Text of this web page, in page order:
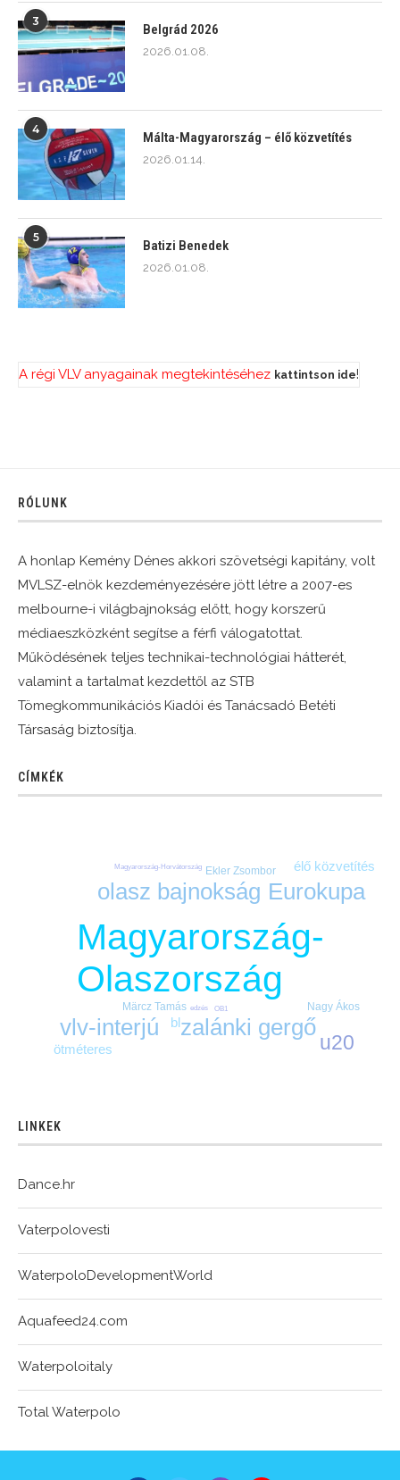
3
Belgrád 2026
2026.01.08.
4
Málta-Magyarország – élő közvetítés
2026.01.14.
5
Batizi Benedek
2026.01.08.
A régi VLV anyagainak megtekintéséhez kattintson ide!
RÓLUNK
A honlap Kemény Dénes akkori szövetségi kapitány, volt
MVLSZ-elnök kezdeményezésére jött létre a 2007-es
melbourne-i világbajnokság előtt, hogy korszerű
médiaeszközként segítse a férfi válogatottat.
Működésének teljes technikai-technológiai hátterét,
valamint a tartalmat kezdettől az STB
Tömegkommunikációs Kiadói és Tanácsadó Betéti
Társaság biztosítja.
CÍMKÉK
Magyarország-
Olaszország
Eurokupa
olasz bajnokság
vlv-interjú zalánki gergő
u20
bl
élő közvetítés
ötméteres
Ekler Zsombor
Märcz Tamás Nagy Ákos
edzés
Magyarország-Horvátország
OB1
LINKEK
Dance.hr
Vaterpolovesti
WaterpoloDevelopmentWorld
Aquafeed24.com
Waterpoloitaly
Total Waterpolo